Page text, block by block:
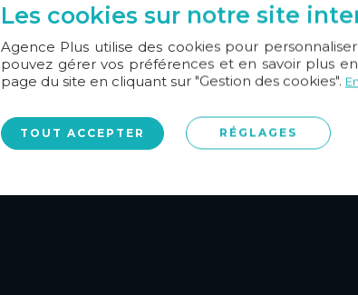
Les cookies sur notre site
Agence Plus utilise des cookies pour
pouvez gérer vos préférences et en savoir plus
page du site en cliquant sur "Gestion des cookies".
TOUT ACCEPTER RÉGLAGES